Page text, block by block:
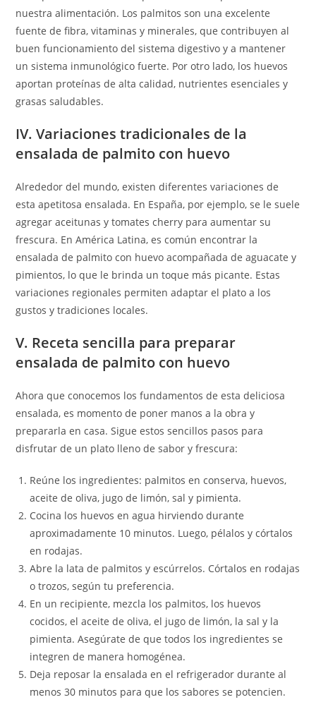
nuestra alimentación. Los palmitos son una excelente
fuente de fibra, vitaminas y minerales, que contribuyen al
buen funcionamiento del sistema digestivo y a mantener
un sistema inmunológico fuerte. Por otro lado, los huevos
aportan proteínas de alta calidad, nutrientes esenciales y
grasas saludables.
IV. Variaciones tradicionales de la
ensalada de palmito con huevo
Alrededor del mundo, existen diferentes variaciones de
esta apetitosa ensalada. En España, por ejemplo, se le suele
agregar aceitunas y tomates cherry para aumentar su
frescura. En América Latina, es común encontrar la
ensalada de palmito con huevo acompañada de aguacate y
pimientos, lo que le brinda un toque más picante. Estas
variaciones regionales permiten adaptar el plato a los
gustos y tradiciones locales.
V. Receta sencilla para preparar
ensalada de palmito con huevo
Ahora que conocemos los fundamentos de esta deliciosa
ensalada, es momento de poner manos a la obra y
prepararla en casa. Sigue estos sencillos pasos para
disfrutar de un plato lleno de sabor y frescura:
Reúne los ingredientes: palmitos en conserva, huevos,
aceite de oliva, jugo de limón, sal y pimienta.
Cocina los huevos en agua hirviendo durante
aproximadamente 10 minutos. Luego, pélalos y córtalos
en rodajas.
Abre la lata de palmitos y escúrrelos. Córtalos en rodajas
o trozos, según tu preferencia.
En un recipiente, mezcla los palmitos, los huevos
cocidos, el aceite de oliva, el jugo de limón, la sal y la
pimienta. Asegúrate de que todos los ingredientes se
integren de manera homogénea.
Deja reposar la ensalada en el refrigerador durante al
menos 30 minutos para que los sabores se potencien.